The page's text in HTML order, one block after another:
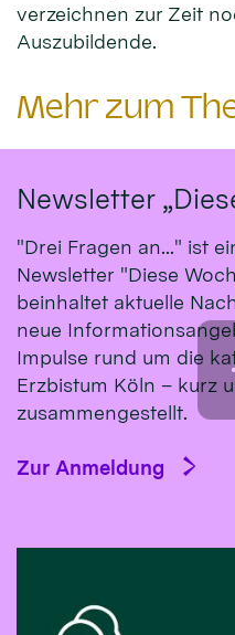
verzeichnen zur Zeit
Auszubildende.
Mehr zum
Newsletter
"Drei Fragen an..." ist
Newsletter "Diese
beinhaltet aktuelle
neue
Impulse rund um die
Erzbistum Köln – kurz
zusammengestellt.
Zur Anmeldung